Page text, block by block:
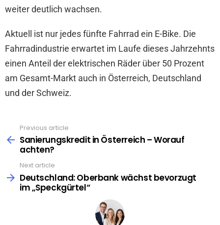
weiter deutlich wachsen.
Aktuell ist nur jedes fünfte Fahrrad ein E-Bike. Die
Fahrradindustrie erwartet im Laufe dieses Jahrzehnts
einen Anteil der elektrischen Räder über 50 Prozent
am Gesamt-Markt auch in Österreich, Deutschland
und der Schweiz.
more
Previous article
Sanierungskredit in Österreich – Worauf
achten?
Next article
Deutschland: Oberbank wächst bevorzugt
im „Speckgürtel“